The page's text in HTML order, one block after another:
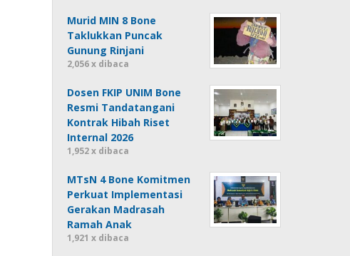
Murid MIN 8 Bone
Taklukkan Puncak
Gunung Rinjani
2,056 x dibaca
Dosen FKIP UNIM Bone
Resmi Tandatangani
Kontrak Hibah Riset
Internal 2026
1,952 x dibaca
MTsN 4 Bone Komitmen
Perkuat Implementasi
Gerakan Madrasah
Ramah Anak
1,921 x dibaca